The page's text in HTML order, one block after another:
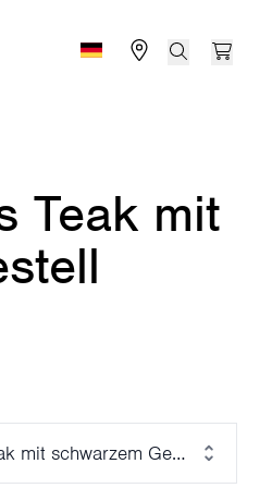
Deutschland (Deutsch)
Find store
Search
Teak mit
mit schwarzem Gestell